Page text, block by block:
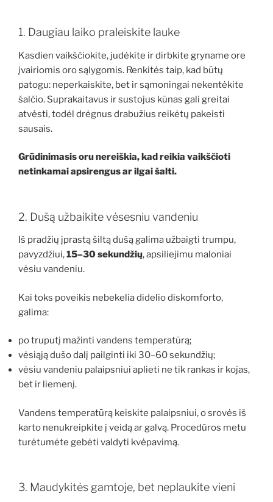
1. Daugiau laiko praleiskite lauke
Kasdien vaikščiokite, judėkite ir dirbkite gryname ore
įvairiomis oro sąlygomis. Renkitės taip, kad būtų
patogu: neperkaiskite, bet ir sąmoningai nekentėkite
šalčio. Suprakaitavus ir sustojus kūnas gali greitai
atvėsti, todėl drėgnus drabužius reikėtų pakeisti
sausais.
Grūdinimasis oru nereiškia, kad reikia vaikščioti
netinkamai apsirengus ar ilgai šalti.
2. Dušą užbaikite vėsesniu vandeniu
Iš pradžių įprastą šiltą dušą galima užbaigti trumpu,
pavyzdžiui,15–30 sekundžių, apsiliejimu maloniai
vėsiu vandeniu.
Kai toks poveikis nebekelia didelio diskomforto,
galima:
po truputį mažinti vandens temperatūrą;
vėsiąją dušo dalį pailginti iki 30–60 sekundžių;
vėsiu vandeniu palaipsniui aplieti ne tik rankas ir kojas,
bet ir liemenį.
Vandens temperatūrą keiskite palaipsniui, o srovės iš
karto nenukreipkite į veidą ar galvą. Procedūros metu
turėtumėte gebėti valdyti kvėpavimą.
3. Maudykitės gamtoje, bet neplaukite vieni